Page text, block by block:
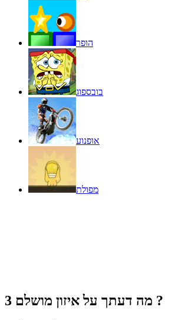
הופר
בובספוג
אופנוע
מפולת
מה דעתך על איזון מושלם 3 ?